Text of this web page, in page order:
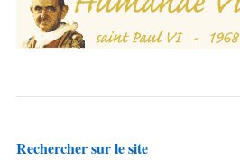
Rechercher sur le site